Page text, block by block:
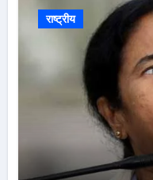
राष्ट्रीय